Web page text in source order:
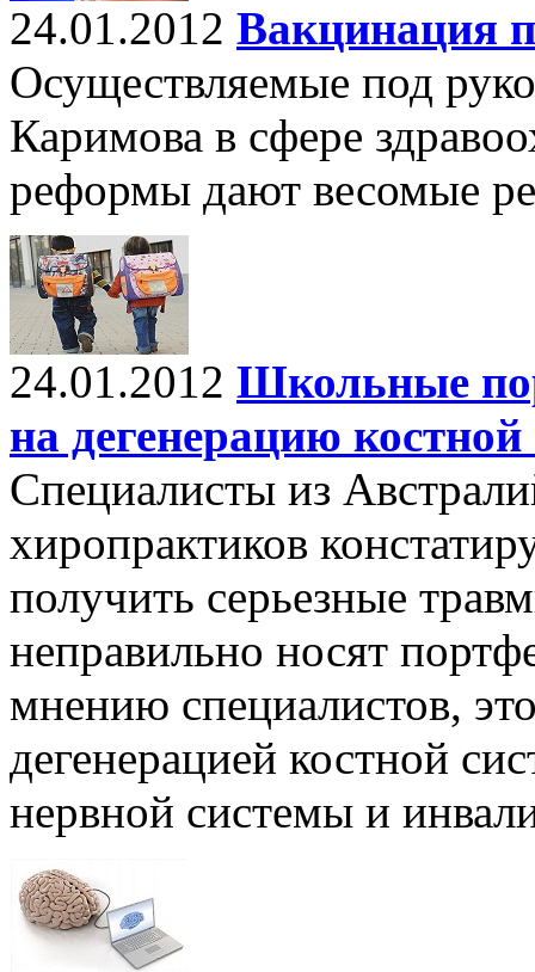
24.01.2012 Вакцинация
Осуществляемые под
Каримова в сфере
реформы дают весомые
24.01.2012 Школьные
на дегенерацию
Специалисты из
хиропрактиков
получить серьезные
неправильно носят
мнению специалистов,
дегенерацией костной
нервной системы и